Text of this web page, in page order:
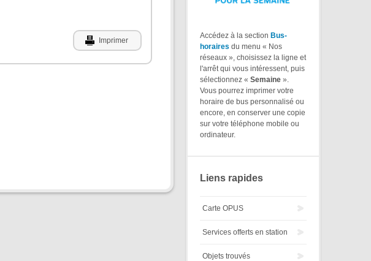
Imprimer
Accédez à la section Bus-
horaires du menu « Nos
réseaux », choisissez la ligne et
l'arrêt qui vous intéressent, puis
sélectionnez « Semaine ».
Vous pourrez imprimer votre
horaire de bus personnalisé ou
encore, en conserver une copie
sur votre téléphone mobile ou
ordinateur.
Liens rapides
Carte OPUS
Services offerts en station
Objets trouvés